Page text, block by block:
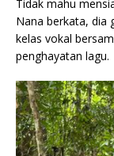
Tidak mahu
Nana berkata, dia
kelas vokal
penghayatan lagu.